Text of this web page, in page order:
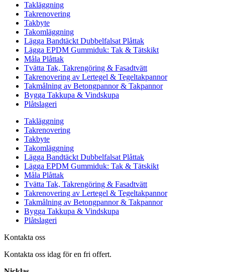
Takläggning
Takrenovering
Takbyte
Takomläggning
Lägga Bandtäckt Dubbelfalsat Plåttak
Lägga EPDM Gummiduk: Tak & Tätskikt
Måla Plåttak
Tvätta Tak, Takrengöring & Fasadtvätt
Takrenovering av Lertegel & Tegeltakpannor
Takmålning av Betongpannor & Takpannor
Bygga Takkupa & Vindskupa
Plåtslageri
Takläggning
Takrenovering
Takbyte
Takomläggning
Lägga Bandtäckt Dubbelfalsat Plåttak
Lägga EPDM Gummiduk: Tak & Tätskikt
Måla Plåttak
Tvätta Tak, Takrengöring & Fasadtvätt
Takrenovering av Lertegel & Tegeltakpannor
Takmålning av Betongpannor & Takpannor
Bygga Takkupa & Vindskupa
Plåtslageri
Kontakta oss
Kontakta oss idag för en fri offert.